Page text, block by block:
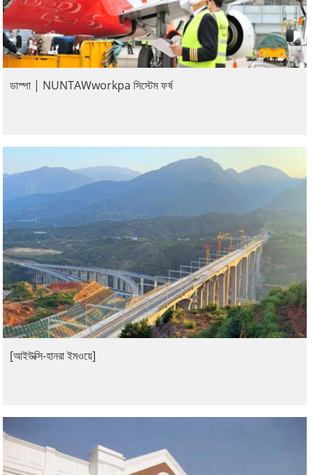
ডাস্পা | NUNTAWworkpa সিস্টেম ফর্ষ
[আইউক্সি-হানরা ইমওয়ে]